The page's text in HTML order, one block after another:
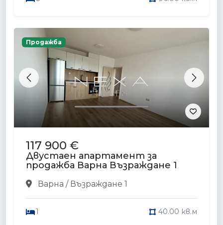
Previous Next
Продажба
117 900 €
Двустаен апартамент за
продажба Варна Възраждане 1
Варна / Възраждане 1
1 40.00 кв.м